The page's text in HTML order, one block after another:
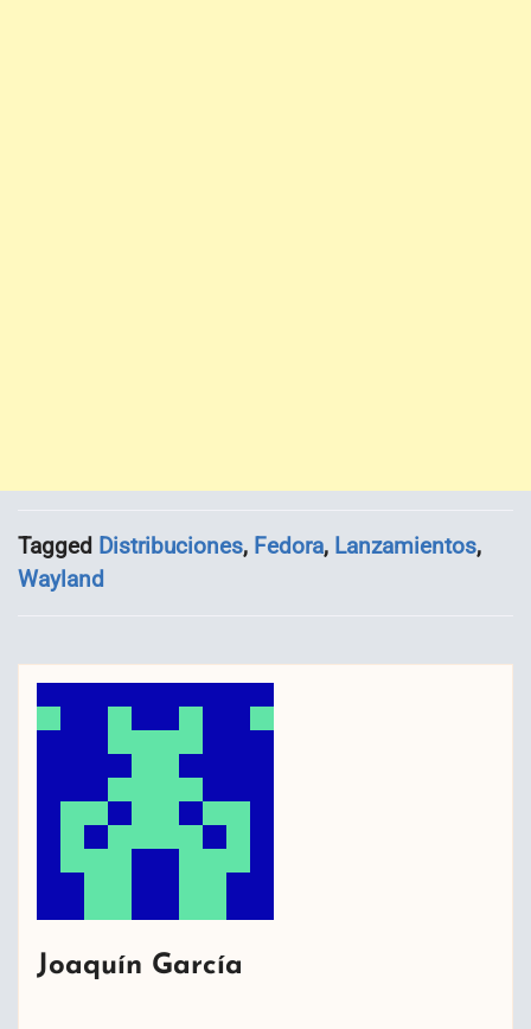
Tagged Distribuciones, Fedora, Lanzamientos,
Wayland
Joaquín García